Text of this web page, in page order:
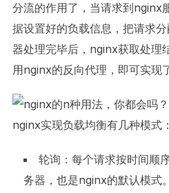
分流的作用了，当请求到nginx
据设置好的负载信息，把请求
器处理完毕后，nginx获取处理
用nginx的反向代理，即可实现
nginx实现负载均衡有几种模式：
轮询：每个请求按时间顺
务器，也是nginx的默认模式